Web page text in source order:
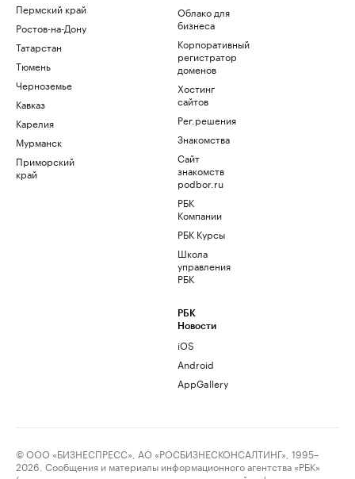
Пермский край
Ростов-на-Дону
Татарстан
Тюмень
Черноземье
Кавказ
Карелия
Мурманск
Приморский
край
Облако для
бизнеса
Корпоративный
регистратор
доменов
Хостинг
сайтов
Рег.решения
Знакомства
Сайт
знакомств
podbor.ru
РБК
Компании
РБК Курсы
Школа
управления
РБК
РБК
Новости
iOS
Android
AppGallery
© ООО «БИЗНЕСПРЕСС», АО «РОСБИЗНЕСКОНСАЛТИНГ», 1995–
2026. Сообщения и материалы информационного агентства «РБК»